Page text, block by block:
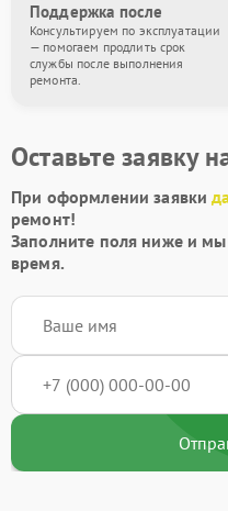
Поддержка после
Консультируем по эксплуатации
— помогаем продлить срок
службы после выполнения
ремонта.
Оставьте заявку
При оформлении заявки
ремонт!
Заполните поля ниже и
время.